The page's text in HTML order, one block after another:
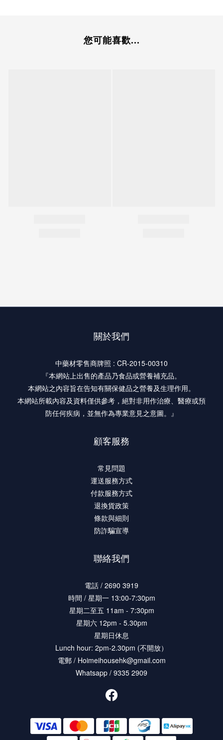
您可能喜歡...
關於我們
中藥材零售商牌照 : CR-2015-00310
『本網站上出售的產品乃食品或營養補充品。
本網站之內容旨在告知有關保健品之營養及生理作用。
本網站所載內容及資料僅供參考，絕對非用作治療、醫療或預
防任何疾病，並無作為專業意見之意圖。』
顧客服務
常見問題
運送服務方式
付款服務方式
退換貨政策
條款與細則
防詐騙宣導
聯絡我們
電話 / 2690 3919
時間 / 星期一 13:00-7:30pm
星期二至五 11am - 7:30pm
星期六 12pm - 5.30pm
星期日休息
Lunch hour: 2pm-2.30pm (不開放）
電郵 / Hoimeihousehk@gmail.com
Whatsapp / 9335 2909